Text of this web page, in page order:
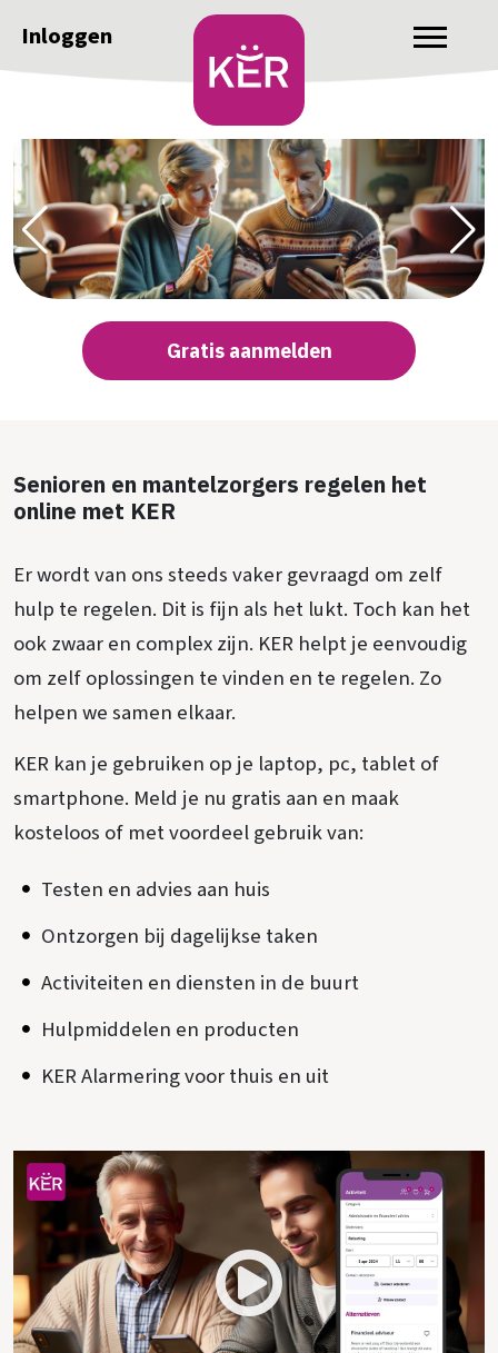
Inloggen
Gratis aanmelden
Senioren en mantelzorgers regelen het
online met KER
Er wordt van ons steeds vaker gevraagd om zelf
hulp te regelen. Dit is fijn als het lukt. Toch kan het
ook zwaar en complex zijn. KER helpt je eenvoudig
om zelf oplossingen te vinden en te regelen. Zo
helpen we samen elkaar.
KER kan je gebruiken op je laptop, pc, tablet of
smartphone. Meld je nu gratis aan en maak
kosteloos of met voordeel gebruik van:
Testen en advies aan huis
Ontzorgen bij dagelijkse taken
Activiteiten en diensten in de buurt
Hulpmiddelen en producten
KER Alarmering voor thuis en uit